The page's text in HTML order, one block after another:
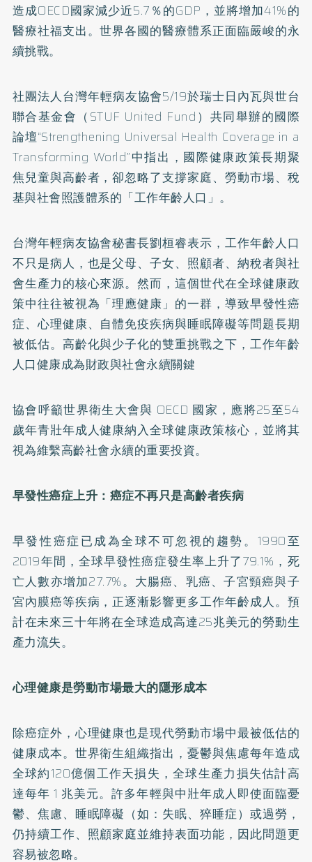
造成OECD國家減少近5.7％的GDP，並將增加41%的
醫療社福支出。世界各國的醫療體系正面臨嚴峻的永
續挑戰。
社團法人台灣年輕病友協會5/19於瑞士日內瓦與世台
聯合基金會（STUF United Fund）共同舉辦的國際
論壇“Strengthening Universal Health Coverage in a
Transforming World”中指出，國際健康政策長期聚
焦兒童與高齡者，卻忽略了支撐家庭、勞動市場、稅
基與社會照護體系的「工作年齡人口」。
台灣年輕病友協會秘書長劉桓睿表示，工作年齡人口
不只是病人，也是父母、子女、照顧者、納稅者與社
會生產力的核心來源。然而，這個世代在全球健康政
策中往往被視為「理應健康」的一群，導致早發性癌
症、心理健康、自體免疫疾病與睡眠障礙等問題長期
被低估。高齡化與少子化的雙重挑戰之下，工作年齡
人口健康成為財政與社會永續關鍵
協會呼籲世界衛生大會與 OECD 國家，應將25至54
歲年青壯年成人健康納入全球健康政策核心，並將其
視為維繫高齡社會永續的重要投資。
早發性癌症上升：癌症不再只是高齡者疾病
早發性癌症已成為全球不可忽視的趨勢。1990至
2019年間，全球早發性癌症發生率上升了79.1%，死
亡人數亦增加27.7%。大腸癌、乳癌、子宮頸癌與子
宮內膜癌等疾病，正逐漸影響更多工作年齡成人。預
計在未來三十年將在全球造成高達25兆美元的勞動生
產力流失。
心理健康是勞動市場最大的隱形成本
除癌症外，心理健康也是現代勞動市場中最被低估的
健康成本。世界衛生組織指出，憂鬱與焦慮每年造成
全球約120億個工作天損失，全球生產力損失估計高
達每年 1 兆美元。許多年輕與中壯年成人即使面臨憂
鬱、焦慮、睡眠障礙（如：失眠、猝睡症）或過勞，
仍持續工作、照顧家庭並維持表面功能，因此問題更
容易被忽略。